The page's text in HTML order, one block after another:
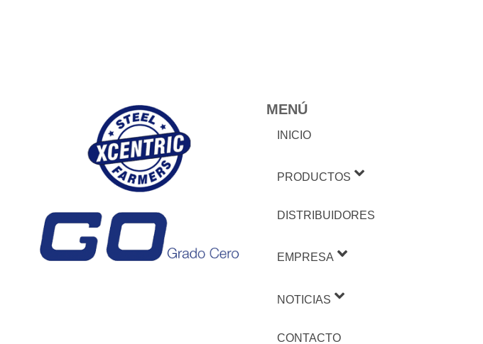
MENÚ
INICIO
PRODUCTOS
DISTRIBUIDORES
EMPRESA
NOTICIAS
CONTACTO